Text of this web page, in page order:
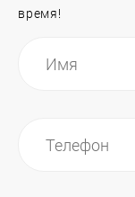
время!